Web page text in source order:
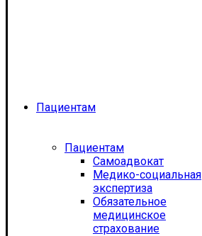
Пациентам
Пациентам
Самоадвокат
Медико-социальная
экспертиза
Обязательное
медицинское
страхование